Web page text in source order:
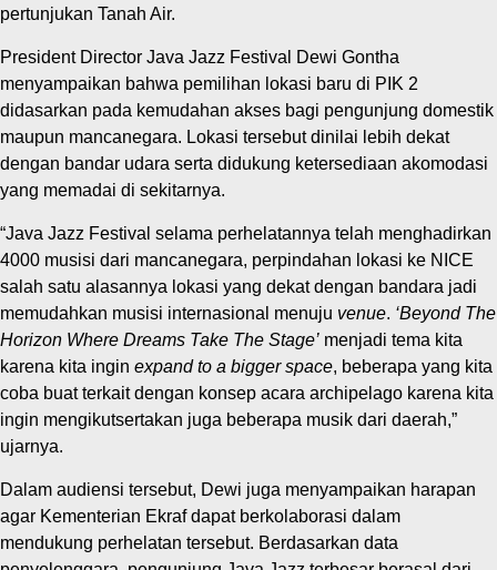
pertunjukan Tanah Air.
President Director Java Jazz Festival Dewi Gontha
menyampaikan bahwa pemilihan lokasi baru di PIK 2
didasarkan pada kemudahan akses bagi pengunjung domestik
maupun mancanegara. Lokasi tersebut dinilai lebih dekat
dengan bandar udara serta didukung ketersediaan akomodasi
yang memadai di sekitarnya.
“Java Jazz Festival selama perhelatannya telah menghadirkan
4000 musisi dari mancanegara, perpindahan lokasi ke NICE
salah satu alasannya lokasi yang dekat dengan bandara jadi
memudahkan musisi internasional menuju venue. ‘Beyond The
Horizon Where Dreams Take The Stage’ menjadi tema kita
karena kita ingin expand to a bigger space, beberapa yang kita
coba buat terkait dengan konsep acara archipelago karena kita
ingin mengikutsertakan juga beberapa musik dari daerah,”
ujarnya.
Dalam audiensi tersebut, Dewi juga menyampaikan harapan
agar Kementerian Ekraf dapat berkolaborasi dalam
mendukung perhelatan tersebut. Berdasarkan data